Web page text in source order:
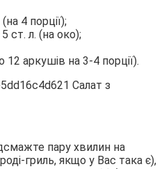
4 порції);
ст. л. (на око);
аркушів на 3-4 порції).
пару хвилин на
гриль, якщо у Вас така є),